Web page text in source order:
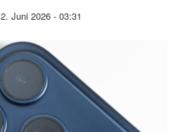
2. Juni 2026 - 03:31